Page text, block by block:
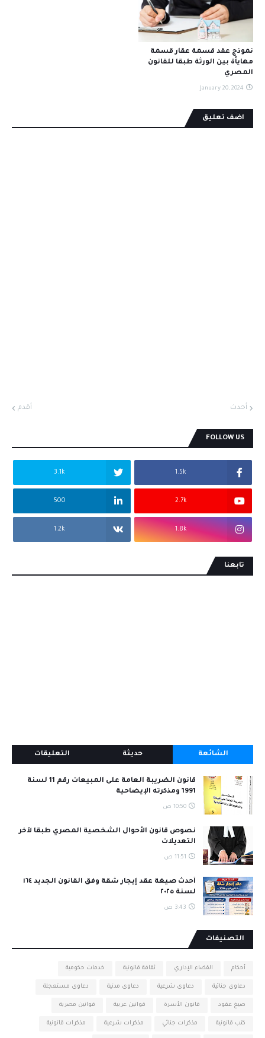
نموذج عقد قسمة عقار قسمة
مهايأة بين الورثة طبقا للقانون
المصري
January 20, 2024
اضف تعليق
أحدث أقدم
FOLLOW US
1.5k
3.1k
2.7k
500
1.8k
1.2k
تابعنا
الشائعة حديثة التعليقات
قانون الضريبة العامة على المبيعات رقم 11 لسنة
1991 ومذكرته الإيضاحية
10:50 ص
نصوص قانون الأحوال الشخصية المصري طبقا لآخر
التعديلات
11:51 ص
أحدث صيغة عقد إيجار شقة وفق القانون الجديد ١٦٤
لسنة ٢٠٢٥
3:43 ص
التصنيفات
أحكام القضاء الإداري ثقافة قانونية خدمات حكومية
دعاوى جنائية دعاوى شرعية دعاوى مدنية دعاوى مستعجلة
صيغ عقود قانون الأسرة قوانين عربية قوانين مصرية
كتب قانونية مذكرات جنائي مذكرات شرعية مذكرات قانونية